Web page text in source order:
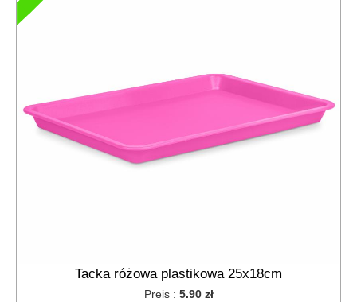
Tacka różowa plastikowa 25x18cm
Preis : 5.90 zł